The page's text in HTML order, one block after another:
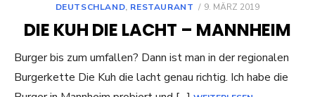
DEUTSCHLAND, RESTAURANT
POSTED
9. MÄRZ 2019
DIE KUH DIE LACHT – MANNHEIM
Burger bis zum umfallen? Dann ist man in der regionalen
Burgerkette Die Kuh die lacht genau richtig. Ich habe die